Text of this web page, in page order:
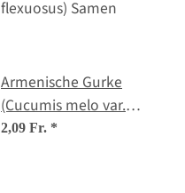
Armenische Gurke
(Cucumis melo var.
flexuosus) Samen
2,09 Fr. *